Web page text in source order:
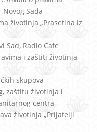
Sada
životinja „Prasetina iz
Radio Cafe
i zaštiti životinja
skupova
zaštitu životinja i
centra
životinja „Prijatelji